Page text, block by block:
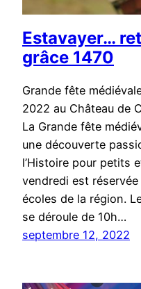
Estavayer…
grâce 1470
Grande fête
2022 au Château de
La Grande fête
une découverte
l’Histoire pour petits
vendredi est
écoles de la région.
se déroule de 10h…
septembre 12, 2022